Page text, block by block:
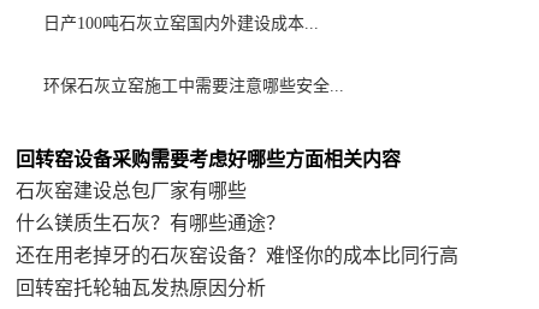
日产100吨石灰立窑国内外建设成本...
环保石灰立窑施工中需要注意哪些安全...
回转窑设备采购需要考虑好哪些方面相关内容
石灰窑建设总包厂家有哪些
什么镁质生石灰？有哪些通途？
还在用老掉牙的石灰窑设备？难怪你的成本比同行高
回转窑托轮轴瓦发热原因分析